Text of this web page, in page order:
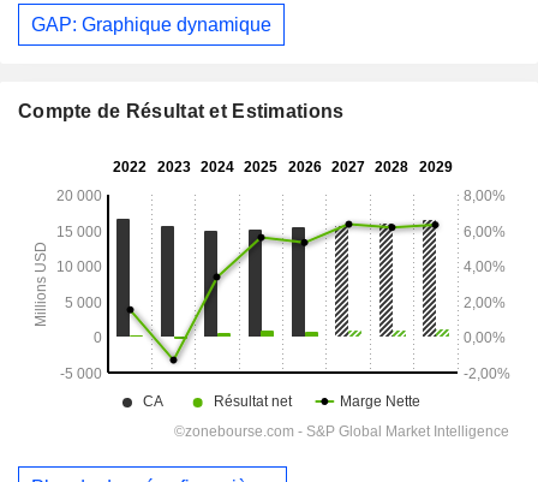
GAP: Graphique dynamique
Compte de Résultat et Estimations